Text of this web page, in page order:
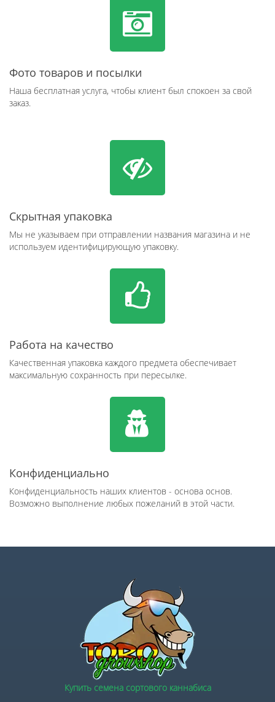
Фото товаров и посылки
Наша бесплатная услуга, чтобы клиент был спокоен за свой
заказ.
Скрытная упаковка
Мы не указываем при отправлении названия магазина и не
используем идентифицирующую упаковку.
Работа на качество
Качественная упаковка каждого предмета обеспечивает
максимальную сохранность при пересылке.
Конфиденциально
Конфиденциальность наших клиентов - основа основ.
Возможно выполнение любых пожеланий в этой части.
Купить семена сортового каннабиса